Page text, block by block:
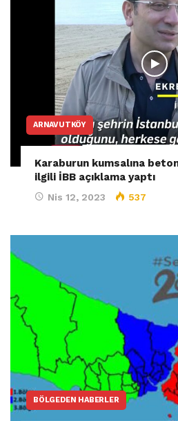
ARNAVUTKÖY
Karaburun kumsalına
ilgili İBB açıklama yaptı
Nis 12, 2023 537
BÖLGEDEN HABERLER